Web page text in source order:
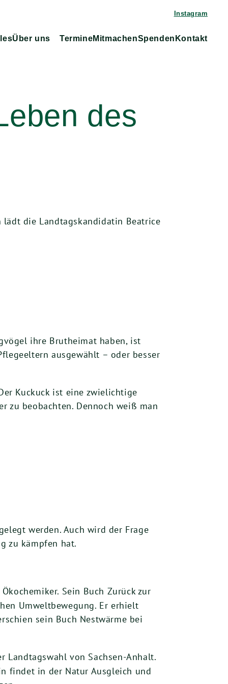
Instagram
Über uns TermineMitmachenSpenden Kontakt
des
die Landtagskandidatin Beatrice
ihre Brutheimat haben, ist
ausgewählt – oder besser
Kuckuck ist eine zwielichtige
zu beobachten. Dennoch weiß man
werden. Auch wird der Frage
zu kämpfen hat.
Sein Buch Zurück zur
Umweltbewegung. Er erhielt
sein Buch Nestwärme bei
Landtagswahl von Sachsen-Anhalt.
findet in der Natur Ausgleich und